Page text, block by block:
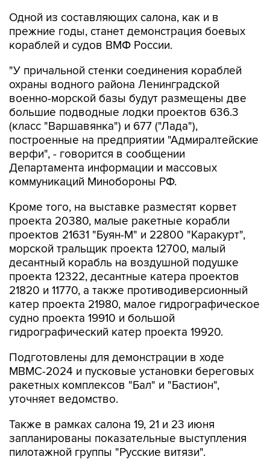
Одной из составляющих салона, как и в
прежние годы, станет демонстрация боевых
кораблей и судов ВМФ России.
"У причальной стенки соединения кораблей
охраны водного района Ленинградской
военно-морской базы будут размещены две
большие подводные лодки проектов 636.3
(класс "Варшавянка") и 677 ("Лада"),
построенные на предприятии "Адмиралтейские
верфи", - говорится в сообщении
Департамента информации и массовых
коммуникаций Минобороны РФ.
Кроме того, на выставке разместят корвет
проекта 20380, малые ракетные корабли
проектов 21631 "Буян-М" и 22800 "Каракурт",
морской тральщик проекта 12700, малый
десантный корабль на воздушной подушке
проекта 12322, десантные катера проектов
21820 и 11770, а также противодиверсионный
катер проекта 21980, малое гидрографическое
судно проекта 19910 и большой
гидрографический катер проекта 19920.
Подготовлены для демонстрации в ходе
МВМС-2024 и пусковые установки береговых
ракетных комплексов "Бал" и "Бастион",
уточняет ведомство.
Также в рамках салона 19, 21 и 23 июня
запланированы показательные выступления
пилотажной группы "Русские витязи".